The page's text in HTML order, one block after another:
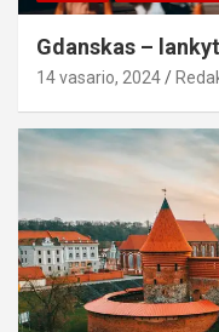
Gdanskas –
14 vasario, 2024